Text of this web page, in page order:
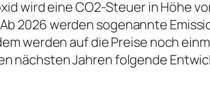
wird eine CO2-Steuer in Höhe
2026 werden sogenannte
werden auf die Preise noch
nächsten Jahren folgende